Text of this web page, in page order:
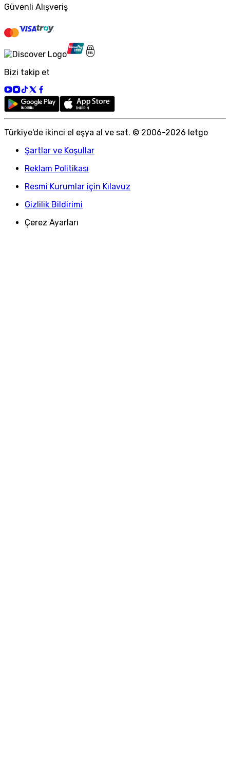
Güvenli Alışveriş
Bizi takip et
Türkiye'de ikinci el eşya al ve sat. © 2006-2026 letgo
Şartlar ve Koşullar
Reklam Politikası
Resmi Kurumlar için Kılavuz
Gizlilik Bildirimi
Çerez Ayarları